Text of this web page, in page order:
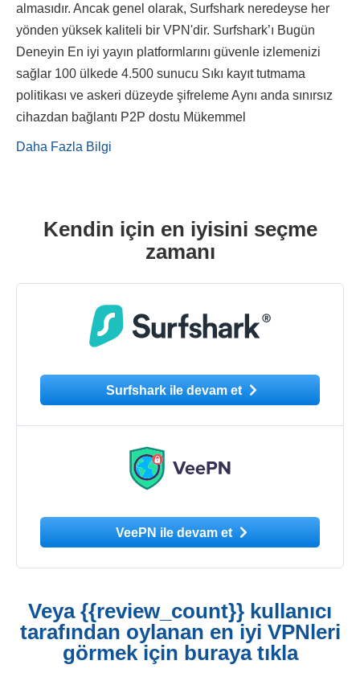
almasıdır. Ancak genel olarak, Surfshark neredeyse her
yönden yüksek kaliteli bir VPN'dir. Surfshark’ı Bugün
Deneyin En iyi yayın platformlarını güvenle izlemenizi
sağlar 100 ülkede 4.500 sunucu Sıkı kayıt tutmama
politikası ve askeri düzeyde şifreleme Aynı anda sınırsız
cihazdan bağlantı P2P dostu Mükemmel
Daha Fazla Bilgi
Kendin için en iyisini seçme
zamanı
Surfshark ile devam et
VeePN ile devam et
Veya {{review_count}} kullanıcı
tarafından oylanan en iyi VPNleri
görmek için buraya tıkla